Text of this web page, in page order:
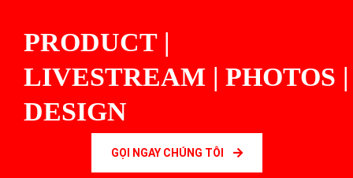
PRODUCT |
LIVESTREAM | PHOTOS |
DESIGN
GỌI NGAY CHÚNG TÔI